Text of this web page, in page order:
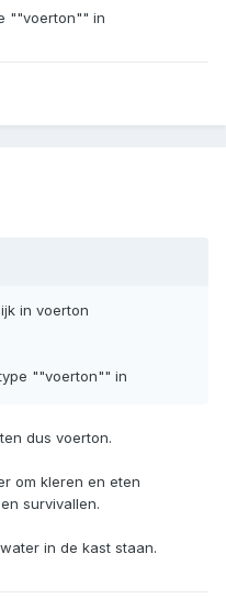
""voerton"" in
in voerton
""voerton"" in
dus voerton.
om kleren en eten
survivallen.
in de kast staan.